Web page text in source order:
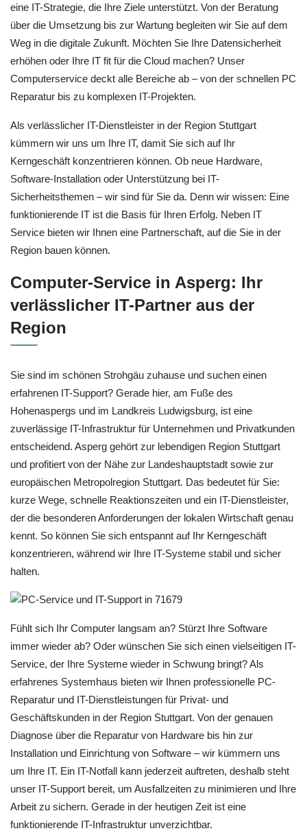
eine IT-Strategie, die Ihre Ziele unterstützt. Von der Beratung
über die Umsetzung bis zur Wartung begleiten wir Sie auf dem
Weg in die digitale Zukunft. Möchten Sie Ihre Datensicherheit
erhöhen oder Ihre IT fit für die Cloud machen? Unser
Computerservice deckt alle Bereiche ab – von der schnellen PC
Reparatur bis zu komplexen IT-Projekten.
Als verlässlicher IT-Dienstleister in der Region Stuttgart
kümmern wir uns um Ihre IT, damit Sie sich auf Ihr
Kerngeschäft konzentrieren können. Ob neue Hardware,
Software-Installation oder Unterstützung bei IT-
Sicherheitsthemen – wir sind für Sie da. Denn wir wissen: Eine
funktionierende IT ist die Basis für Ihren Erfolg. Neben IT
Service bieten wir Ihnen eine Partnerschaft, auf die Sie in der
Region bauen können.
Computer-Service in Asperg: Ihr
verlässlicher IT-Partner aus der
Region
Sie sind im schönen Strohgäu zuhause und suchen einen
erfahrenen IT-Support? Gerade hier, am Fuße des
Hohenaspergs und im Landkreis Ludwigsburg, ist eine
zuverlässige IT-Infrastruktur für Unternehmen und Privatkunden
entscheidend. Asperg gehört zur lebendigen Region Stuttgart
und profitiert von der Nähe zur Landeshauptstadt sowie zur
europäischen Metropolregion Stuttgart. Das bedeutet für Sie:
kurze Wege, schnelle Reaktionszeiten und ein IT-Dienstleister,
der die besonderen Anforderungen der lokalen Wirtschaft genau
kennt. So können Sie sich entspannt auf Ihr Kerngeschäft
konzentrieren, während wir Ihre IT-Systeme stabil und sicher
halten.
Fühlt sich Ihr Computer langsam an? Stürzt Ihre Software
immer wieder ab? Oder wünschen Sie sich einen vielseitigen IT-
Service, der Ihre Systeme wieder in Schwung bringt? Als
erfahrenes Systemhaus bieten wir Ihnen professionelle PC-
Reparatur und IT-Dienstleistungen für Privat- und
Geschäftskunden in der Region Stuttgart. Von der genauen
Diagnose über die Reparatur von Hardware bis hin zur
Installation und Einrichtung von Software – wir kümmern uns
um Ihre IT. Ein IT-Notfall kann jederzeit auftreten, deshalb steht
unser IT-Support bereit, um Ausfallzeiten zu minimieren und Ihre
Arbeit zu sichern. Gerade in der heutigen Zeit ist eine
funktionierende IT-Infrastruktur unverzichtbar.